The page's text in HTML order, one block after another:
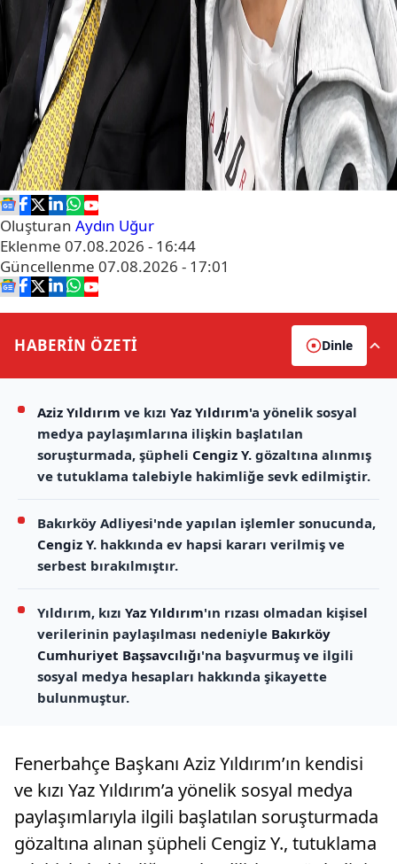
Oluşturan Aydın Uğur
Eklenme 07.08.2026 - 16:44
Güncellenme 07.08.2026 - 17:01
HABERİN ÖZETİ Dinle
Aziz Yıldırım ve kızı Yaz Yıldırım'a yönelik sosyal
medya paylaşımlarına ilişkin başlatılan
soruşturmada, şüpheli Cengiz Y. gözaltına alınmış
ve tutuklama talebiyle hakimliğe sevk edilmiştir.
Bakırköy Adliyesi'nde yapılan işlemler sonucunda,
Cengiz Y. hakkında ev hapsi kararı verilmiş ve
serbest bırakılmıştır.
Yıldırım, kızı Yaz Yıldırım'ın rızası olmadan kişisel
verilerinin paylaşılması nedeniyle Bakırköy
Cumhuriyet Başsavcılığı'na başvurmuş ve ilgili
sosyal medya hesapları hakkında şikayette
bulunmuştur.
Fenerbahçe Başkanı Aziz Yıldırım’ın kendisi
ve kızı Yaz Yıldırım’a yönelik sosyal medya
paylaşımlarıyla ilgili başlatılan soruşturmada
gözaltına alınan şüpheli Cengiz Y., tutuklama